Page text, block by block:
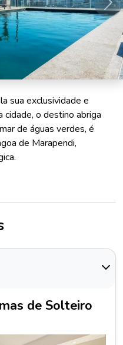
sua exclusividade e
o destino abriga
de águas verdes, é
de Marapendi,
de Solteiro